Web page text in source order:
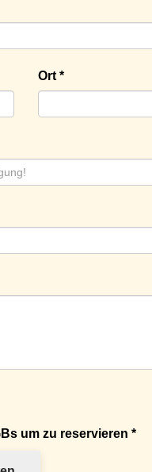
Ort *
um zu reservieren *